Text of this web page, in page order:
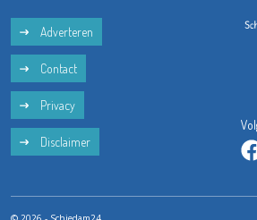
Adverteren
Contact
Privacy
Disclaimer